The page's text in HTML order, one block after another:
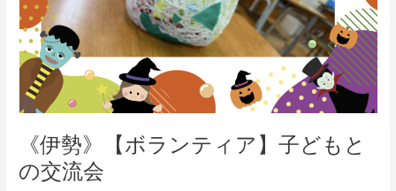
《伊勢》【ボランティア】子どもと
の交流会
子
ど
も
と
の
交
会